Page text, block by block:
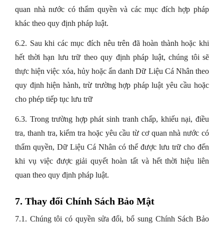
quan nhà nước có thẩm quyền và các mục đích hợp pháp
khác theo quy định pháp luật.
6.2. Sau khi các mục đích nêu trên đã hoàn thành hoặc khi
hết thời hạn lưu trữ theo quy định pháp luật, chúng tôi sẽ
thực hiện việc xóa, hủy hoặc ẩn danh Dữ Liệu Cá Nhân theo
quy định hiện hành, trừ trường hợp pháp luật yêu cầu hoặc
cho phép tiếp tục lưu trữ
6.3. Trong trường hợp phát sinh tranh chấp, khiếu nại, điều
tra, thanh tra, kiểm tra hoặc yêu cầu từ cơ quan nhà nước có
thẩm quyền, Dữ Liệu Cá Nhân có thể được lưu trữ cho đến
khi vụ việc được giải quyết hoàn tất và hết thời hiệu liên
quan theo quy định pháp luật.
7. Thay đổi Chính Sách Bảo Mật
7.1. Chúng tôi có quyền sửa đổi, bổ sung Chính Sách Bảo